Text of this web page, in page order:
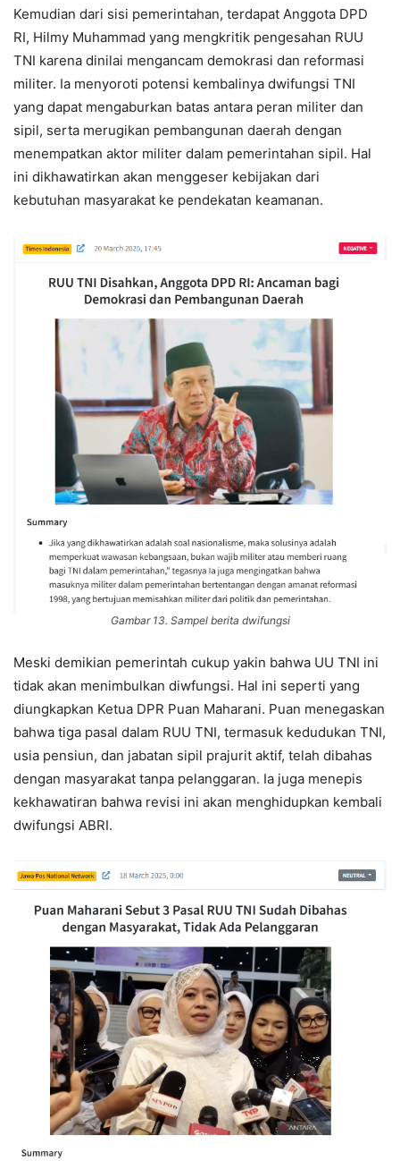
Kemudian dari sisi pemerintahan, terdapat Anggota DPD
RI, Hilmy Muhammad yang mengkritik pengesahan RUU
TNI karena dinilai mengancam demokrasi dan reformasi
militer. Ia menyoroti potensi kembalinya dwifungsi TNI
yang dapat mengaburkan batas antara peran militer dan
sipil, serta merugikan pembangunan daerah dengan
menempatkan aktor militer dalam pemerintahan sipil. Hal
ini dikhawatirkan akan menggeser kebijakan dari
kebutuhan masyarakat ke pendekatan keamanan.
Gambar 13. Sampel berita dwifungsi
Meski demikian pemerintah cukup yakin bahwa UU TNI ini
tidak akan menimbulkan diwfungsi. Hal ini seperti yang
diungkapkan Ketua DPR Puan Maharani. Puan menegaskan
bahwa tiga pasal dalam RUU TNI, termasuk kedudukan TNI,
usia pensiun, dan jabatan sipil prajurit aktif, telah dibahas
dengan masyarakat tanpa pelanggaran. Ia juga menepis
kekhawatiran bahwa revisi ini akan menghidupkan kembali
dwifungsi ABRI.